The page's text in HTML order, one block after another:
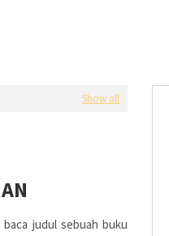
Show all
judul sebuah buku